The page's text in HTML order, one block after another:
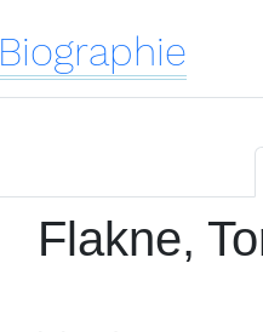
Biographie
Flakne,